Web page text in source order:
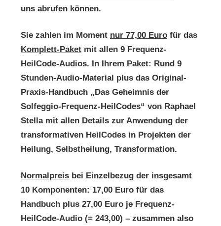
uns abrufen können.
Sie zahlen im Moment nur 77,00 Euro für das
Komplett-Paket mit allen 9 Frequenz-
HeilCode-Audios. In Ihrem Paket: Rund 9
Stunden-Audio-Material plus das Original-
Praxis-Handbuch „Das Geheimnis der
Solfeggio-Frequenz-HeilCodes“ von Raphael
Stella mit allen Details zur Anwendung der
transformativen HeilCodes in Projekten der
Heilung, Selbstheilung, Transformation.
Normalpreis bei Einzelbezug der insgesamt
10 Komponenten: 17,00 Euro für das
Handbuch plus 27,00 Euro je Frequenz-
HeilCode-Audio (= 243,00) – zusammen also